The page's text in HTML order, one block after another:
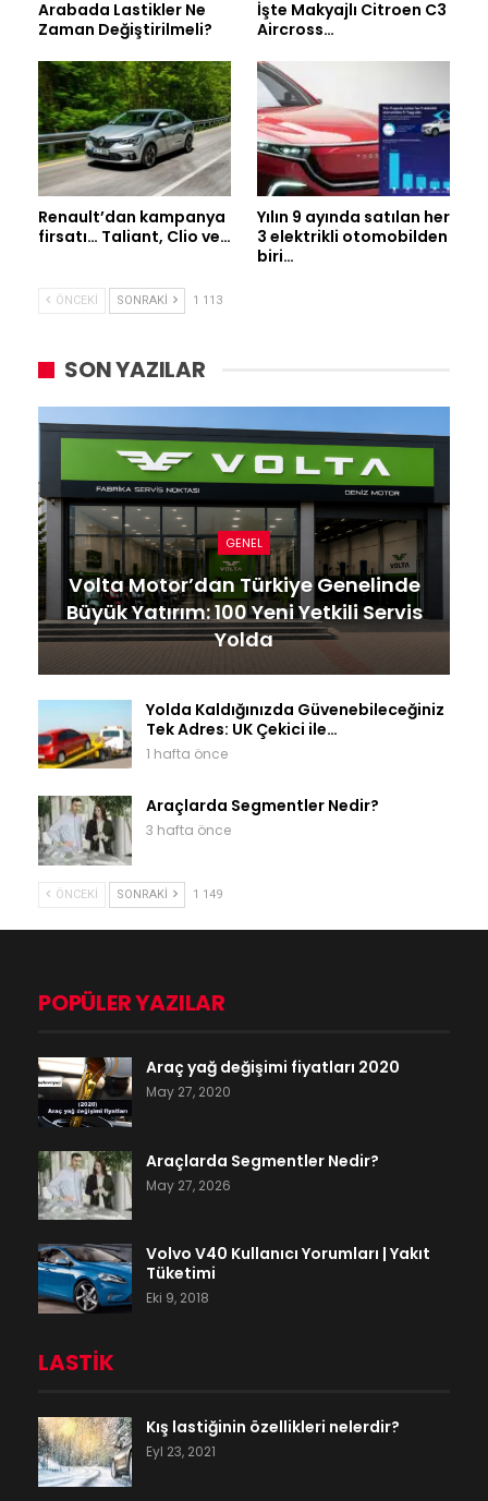
Arabada Lastikler Ne
Zaman Değiştirilmeli?
İşte Makyajlı Citroen C3
Aircross…
Renault’dan kampanya
firsatı… Taliant, Clio ve…
Yılın 9 ayında satılan her
3 elektrikli otomobilden
biri…
ÖNCEKI SONRAKI 1 113
SON YAZILAR
GENEL
Volta Motor’dan Türkiye Genelinde
Büyük Yatırım: 100 Yeni Yetkili Servis
Yolda
Yolda Kaldığınızda Güvenebileceğiniz
Tek Adres: UK Çekici ile…
1 hafta önce
Araçlarda Segmentler Nedir?
3 hafta önce
ÖNCEKI SONRAKI 1 149
POPÜLER YAZILAR
Araç yağ değişimi fiyatları 2020
May 27, 2020
Araçlarda Segmentler Nedir?
May 27, 2026
Volvo V40 Kullanıcı Yorumları | Yakıt
Tüketimi
Eki 9, 2018
LASTIK
Kış lastiğinin özellikleri nelerdir?
Eyl 23, 2021